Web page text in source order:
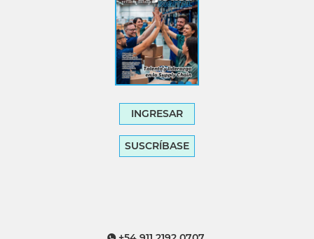
INGRESAR
SUSCRÍBASE